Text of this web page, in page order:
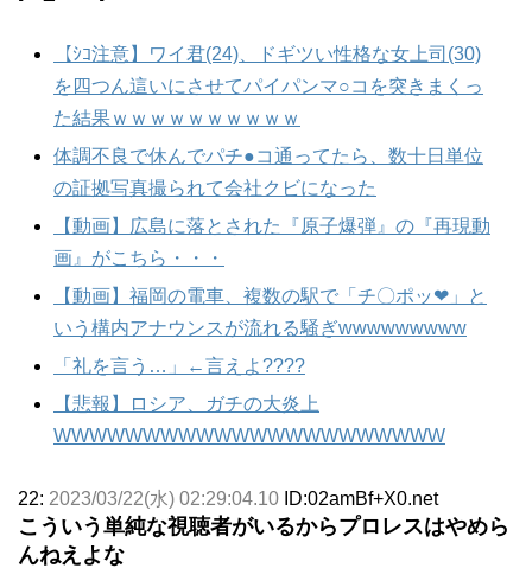
【ｼｺ注意】ワイ君(24)、ドギツい性格な女上司(30)
を四つん這いにさせてパイパンマ○コを突きまくっ
た結果ｗｗｗｗｗｗｗｗｗｗ
体調不良で休んでパチ●コ通ってたら、数十日単位
の証拠写真撮られて会社クビになった
【動画】広島に落とされた『原子爆弾』の『再現動
画』がこちら・・・
【動画】福岡の電車、複数の駅で「チ〇ポッ❤」と
いう構内アナウンスが流れる騒ぎwwwwwwwww
「礼を言う…」←言えよ????
【悲報】ロシア、ガチの大炎上
WWWWWWWWWWWWWWWWWWWWWW
22: 2023/03/22(水) 02:29:04.10 ID:02amBf+X0.net
こういう単純な視聴者がいるからプロレスはやめら
んねえよな